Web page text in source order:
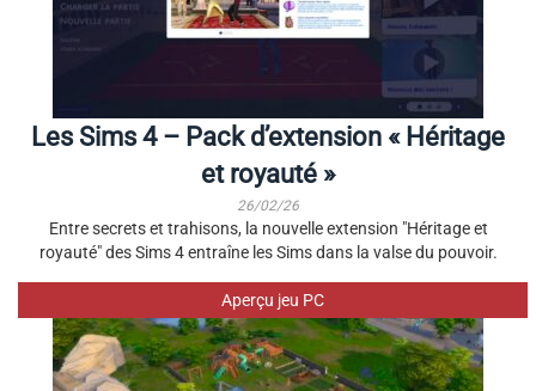
Les Sims 4 – Pack d’extension « Héritage
et royauté »
26/02/26
Entre secrets et trahisons, la nouvelle extension "Héritage et
royauté" des Sims 4 entraîne les Sims dans la valse du pouvoir.
Aperçu jeu PC